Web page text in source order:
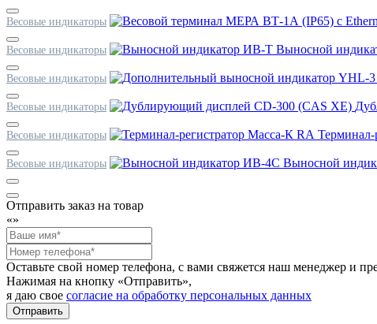
Весовые индикаторы
Весовые индикаторы Выносной
Весовые индикаторы
Весовые индикаторы
Весовые индикаторы Терминал-
Весовые индикаторы Выносной
Отправить заказ на товар
«»
Оставьте свой номер телефона, с вами свяжется наш менеджер и
Нажимая на кнопку «Отправить»,
я даю свое согласие на обработку персональных данных
Отправить